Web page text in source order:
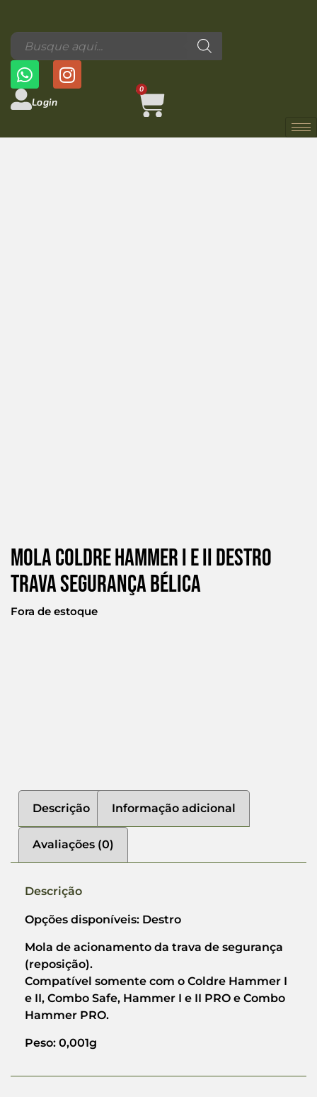
Login
0
Mola Coldre Hammer I E Ii Destro
Trava Segurança Bélica
Fora de estoque
Descrição Informação adicional
Avaliações (0)
Descrição
Opções disponíveis: Destro
Mola de acionamento da trava de segurança
(reposição).
Compatível somente com o Coldre Hammer I
e II, Combo Safe, Hammer I e II PRO e Combo
Hammer PRO.
Peso: 0,001g